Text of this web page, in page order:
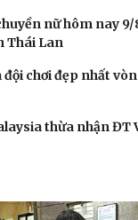
nữ hôm nay
Thái Lan
chơi đẹp nhất
thừa nhận ĐT